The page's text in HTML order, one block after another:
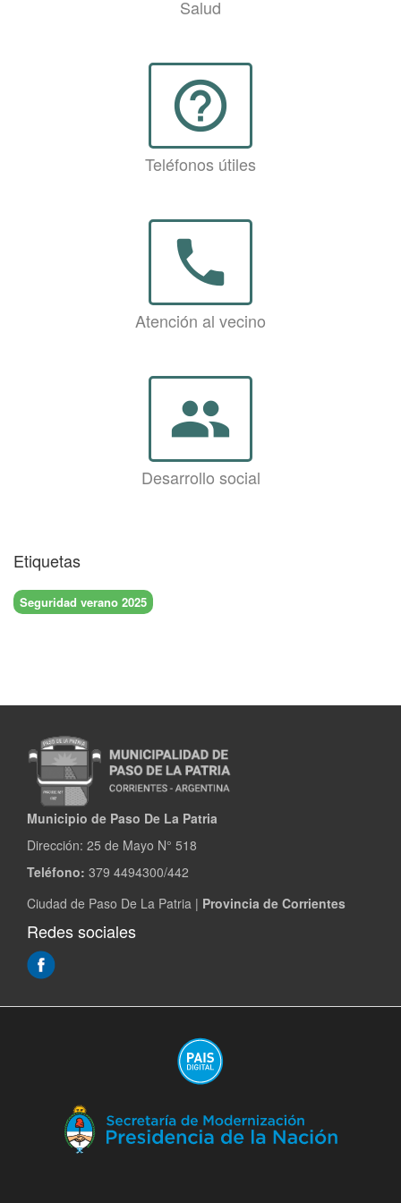
Salud
help_outline
Teléfonos útiles
phone
Atención al vecino
group
Desarrollo social
Etiquetas
Seguridad verano 2025
Municipio de Paso De La Patria
Dirección: 25 de Mayo N° 518
Teléfono: 379 4494300/442
Ciudad de Paso De La Patria | Provincia de Corrientes
Redes sociales